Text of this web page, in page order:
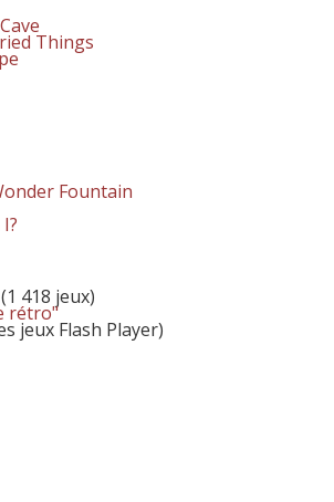
Things
Fountain
(1 418 jeux)
rétro"
jeux Flash Player)